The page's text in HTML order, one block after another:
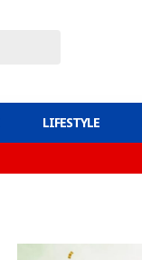
LIFESTYLE